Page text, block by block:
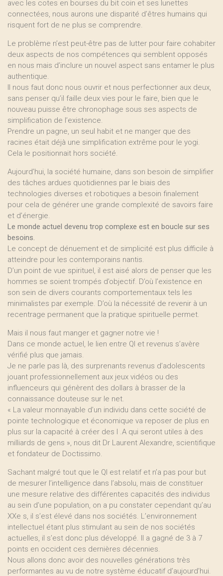
avec les cotes en bourses du bit coin et ses lunettes
connectées, nous aurons une disparité d’êtres humains qui
risquent fort de ne plus se comprendre.
Le problème n’est peut-être pas de lutter pour faire cohabiter
deux aspects de nos compétences qui semblent opposés
en nous mais d’inclure un nouvel aspect sans entamer le plus
authentique.
Il nous faut donc nous ouvrir et nous perfectionner aux deux,
sans penser qu’il faille deux vies pour le faire, bien que le
nouveau puisse être chronophage sous ses aspects de
simplification de l’existence.
Prendre un pagne, un seul habit et ne manger que des
racines était déjà une simplification extrême pour le yogi.
Cela le positionnait hors société.
Aujourd’hui, la société humaine, dans son besoin de simplifier
des tâches ardues quotidiennes par le biais des
technologies diverses et robotiques a besoin finalement
pour cela de générer une grande complexité de savoirs faire
et d’énergie.
Le monde actuel devenu trop complexe est en boucle sur ses
besoins.
Le concept de dénuement et de simplicité est plus difficile à
atteindre pour les contemporains nantis.
D’un point de vue spirituel, il est aisé alors de penser que les
hommes se soient trompés d’objectif. D’où l’existence en
son sein de divers courants comportementaux tels les
minimalistes par exemple. D’où la nécessité de revenir à un
recentrage permanent que la pratique spirituelle permet.
Mais il nous faut manger et gagner notre vie !
Dans ce monde actuel, le lien entre QI et revenus s’avère
vérifié plus que jamais.
Je ne parle pas là, des surprenants revenus d’adolescents
jouant professionnellement aux jeux vidéos ou des
influenceurs qui génèrent des dollars à brasser de la
connaissance douteuse sur le net.
« La valeur monnayable d’un individu dans cette société de
pointe technologique et économique va reposer de plus en
plus sur la capacité à créer des I .A qui seront utiles à des
milliards de gens », nous dit Dr Laurent Alexandre, scientifique
et fondateur de Doctissimo.
Sachant malgré tout que le QI est relatif et n’a pas pour but
de mesurer l’intelligence dans l’absolu, mais de constituer
une mesure relative des différentes capacités des individus
au sein d’une population, on a pu constater cependant qu’au
XXe s, il s’est élevé dans nos sociétés. L’environnement
intellectuel étant plus stimulant au sein de nos sociétés
actuelles, il s’est donc plus développé. Il a gagné de 3 à 7
points en occident ces dernières décennies.
Nous allons donc avoir des nouvelles générations très
performantes au vu de notre système éducatif d’aujourd’hui.